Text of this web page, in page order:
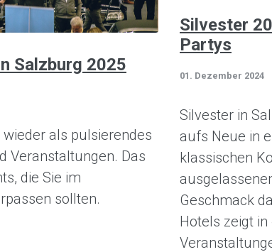
Salzburg 2025
als pulsierendes
Veranstaltungen. Das
die Sie im
sollten.
Silvester
Partys
01. Dezember 2024
Silvester in
aufs Neue in
klassischen
Geschmack
Hotels zeigt